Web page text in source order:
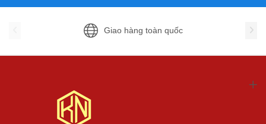
Giao hàng toàn quốc